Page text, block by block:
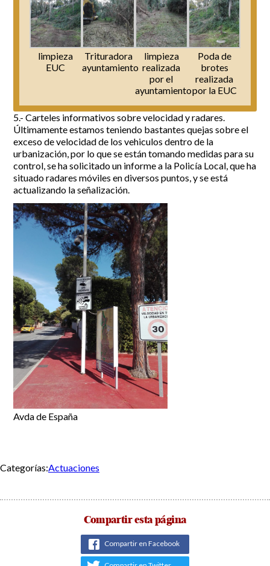
limpieza
EUC
Trituradora
ayuntamiento
limpieza
realizada
por el
ayuntamiento
Poda de
brotes
realizada
por la EUC
5.- Carteles informativos sobre velocidad y radares.
Últimamente estamos teniendo bastantes quejas sobre el
exceso de velocidad de los vehiculos dentro de la
urbanización, por lo que se están tomando medidas para su
control, se ha solicitado un informe a la Policía Local, que ha
situado radares móviles en diversos puntos, y se está
actualizando la señalización.
Avda de España
Categorías:Actuaciones
Compartir esta página
Compartir en Facebook